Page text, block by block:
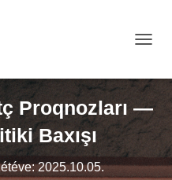
V
G
Á
I
Proqnozları —
Baxışı
2025.10.05.